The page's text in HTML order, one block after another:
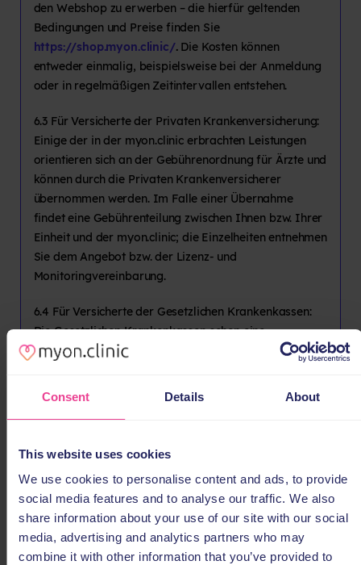
Consent Details About
This website uses cookies
We use cookies to personalise content and ads, to provide
social media features and to analyse our traffic. We also
share information about your use of our site with our social
media, advertising and analytics partners who may
combine it with other information that you’ve provided to
den Webshop zu erwerben – die hierfür geltenden
Bedingungen und Preise finden Sie
https://shop.myon.clinic/.Die Kosten können
entweder einmalig, beispielsweise bei der Anmeldung
oder in regelmäßigen Zeitintervallen entstehen.
6.3 Für Versicherte der Privaten Krankenversicherung:
Einige der in der myon.clinic erbrachten Leistungen
orientieren sich an der Gebührenordnung für Ärzte und
können durch die Privaten Krankenversicherer
übernommen werden. Im Falle einer Übernahme
findet eine Gebührenteilung zwischen Ihnen bzw. Ihrer
Einheit und der myon.clinic; die Einzelheiten entnehmen
Sie dem Angebot bzw. der Lizenz- und
Monitoringvereinbarung.
6.4 Für Versicherte der Gesetzlichen Krankenkassen:
Die Gesetzlichen Krankenkassen sehen eine
Leistungsübernahme für die in der myon.clinic
Gesetzlichen Krankenkassen darstellen. Ob der von
außerbudgetären Vereinbarung oder eine Individuelle
Gesundheitsleistung (IGeL) ist, entnehmen Sie bitte der
Lizenz- und Monitoringvereinbarung.